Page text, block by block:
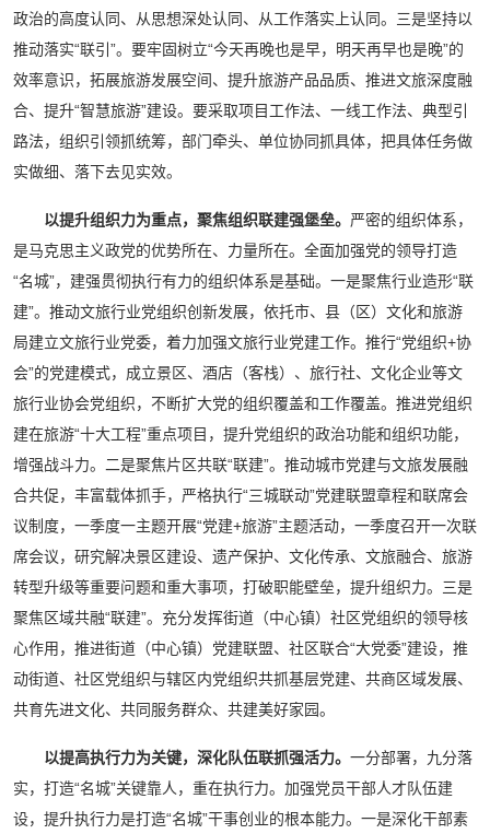
政治的高度认同、从思想深处认同、从工作落实上认同。三是坚持以
推动落实“联引”。要牢固树立“今天再晚也是早，明天再早也是晚”的
效率意识，拓展旅游发展空间、提升旅游产品品质、推进文旅深度融
合、提升“智慧旅游”建设。要采取项目工作法、一线工作法、典型引
路法，组织引领抓统筹，部门牵头、单位协同抓具体，把具体任务做
实做细、落下去见实效。
以提升组织力为重点，聚焦组织联建强堡垒。 严密的组织体系，
是马克思主义政党的优势所在、力量所在。全面加强党的领导打造
“名城”，建强贯彻执行有力的组织体系是基础。一是聚焦行业造形“联
建”。推动文旅行业党组织创新发展，依托市、县（区）文化和旅游
局建立文旅行业党委，着力加强文旅行业党建工作。推行“党组织+协
会”的党建模式，成立景区、酒店（客栈）、旅行社、文化企业等文
旅行业协会党组织，不断扩大党的组织覆盖和工作覆盖。推进党组织
建在旅游“十大工程”重点项目，提升党组织的政治功能和组织功能，
增强战斗力。二是聚焦片区共联“联建”。推动城市党建与文旅发展融
合共促，丰富载体抓手，严格执行“三城联动”党建联盟章程和联席会
议制度，一季度一主题开展“党建+旅游”主题活动，一季度召开一次联
席会议，研究解决景区建设、遗产保护、文化传承、文旅融合、旅游
转型升级等重要问题和重大事项，打破职能壁垒，提升组织力。三是
聚焦区域共融“联建”。充分发挥街道（中心镇）社区党组织的领导核
心作用，推进街道（中心镇）党建联盟、社区联合“大党委”建设，推
动街道、社区党组织与辖区内党组织共抓基层党建、共商区域发展、
共育先进文化、共同服务群众、共建美好家园。
以提高执行力为关键，深化队伍联抓强活力。 一分部署，九分落
实，打造“名城”关键靠人，重在执行力。加强党员干部人才队伍建
设，提升执行力是打造“名城”干事创业的根本能力。一是深化干部素